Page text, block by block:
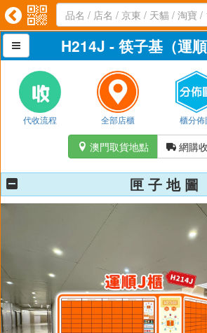
 
 H214J - 筷子基（運順
代收流程 全部店櫃 櫃分佈
 澳門取貨地點 網購
匣 子 地 圖